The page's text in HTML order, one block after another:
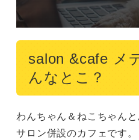
salon &cafe メ
んなとこ？
わんちゃん＆ねこちゃん
サロン併設のカフェです。